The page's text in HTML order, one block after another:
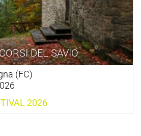
DEL SAVIO
(FC)
2026